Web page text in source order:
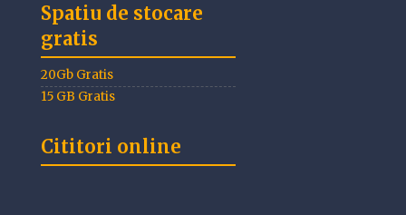
Spatiu de stocare
gratis
20Gb Gratis
15 GB Gratis
Cititori online